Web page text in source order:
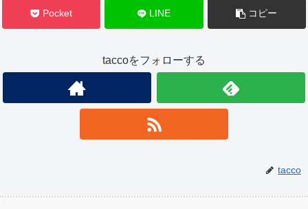
Pocket LINE コピー
taccoをフォローする
tacco